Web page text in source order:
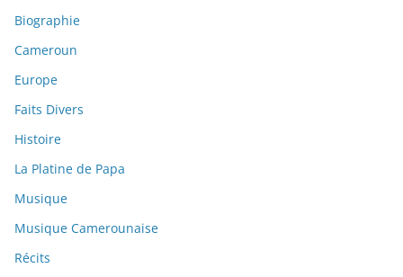
Biographie
Cameroun
Europe
Faits Divers
Histoire
La Platine de Papa
Musique
Musique Camerounaise
Récits